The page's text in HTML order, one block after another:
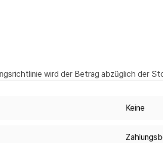
wird der Betrag abzüglich der
Keine